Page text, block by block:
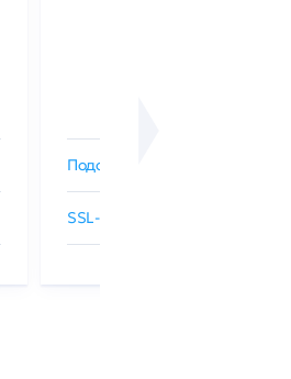
Подобрать SSL-сертификат
SSL-сертификаты GlobalSign